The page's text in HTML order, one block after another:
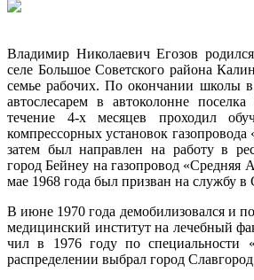
Владимир Николаевич Егозов
селе Большое Советского района
семье рабочих. По окончании школы в
автослесарем в автоколонне
течение 4-х месяцев проходил
компрессорных установок
затем был направлен на работу в
город Бейнеу на газопровод «Средняя
мае 1968 года был призван на службу
В июне 1970 года демобилизовался и
медицинский институт на лечебный
чил в 1976 году по специальности
распределении вы­брал город